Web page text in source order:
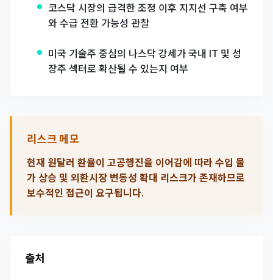
코스닥 시장의 급격한 조정 이후 지지선 구축 여부
와 수급 전환 가능성 관찰
미국 기술주 중심의 나스닥 강세가 국내 IT 및 성
장주 섹터로 확산될 수 있는지 여부
리스크 메모
현재 원달러 환율이 고공행진을 이어감에 따라 수입 물
가 상승 및 외환시장 변동성 확대 리스크가 존재하므로
보수적인 접근이 요구됩니다.
출처